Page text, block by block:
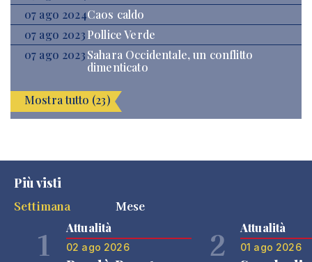
07 ago 2024Caos caldo
07 ago 2023Pollice Verde
07 ago 2023Sahara Occidentale, un conflitto
dimenticato
Mostra tutto (23)
Più visti
Settimana
Mese
1 Attualità
02 ago 2026 2 Attualità
01 ago 2026